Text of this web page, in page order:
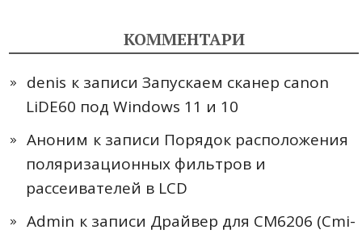
КОММЕНТАРИ
denis к записи Запускаем сканер canon
LiDE60 под Windows 11 и 10
Аноним к записи Порядок расположения
поляризационных фильтров и
рассеивателей в LCD
Admin к записи Драйвер для CM6206 (Cmi-